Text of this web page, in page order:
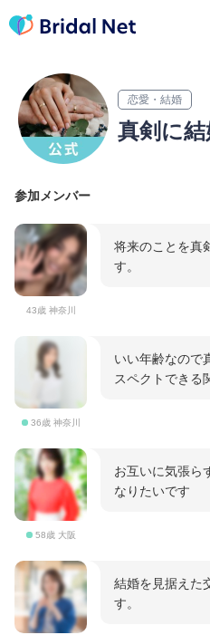
恋愛・結婚
真剣に
参加メンバー
43歳 神奈川
将来のことを真
す。
36歳 神奈川
いい年齢なので
スペクトできる
58歳 大阪
お互いに気張ら
なりたいです
結婚を見据えた
す。